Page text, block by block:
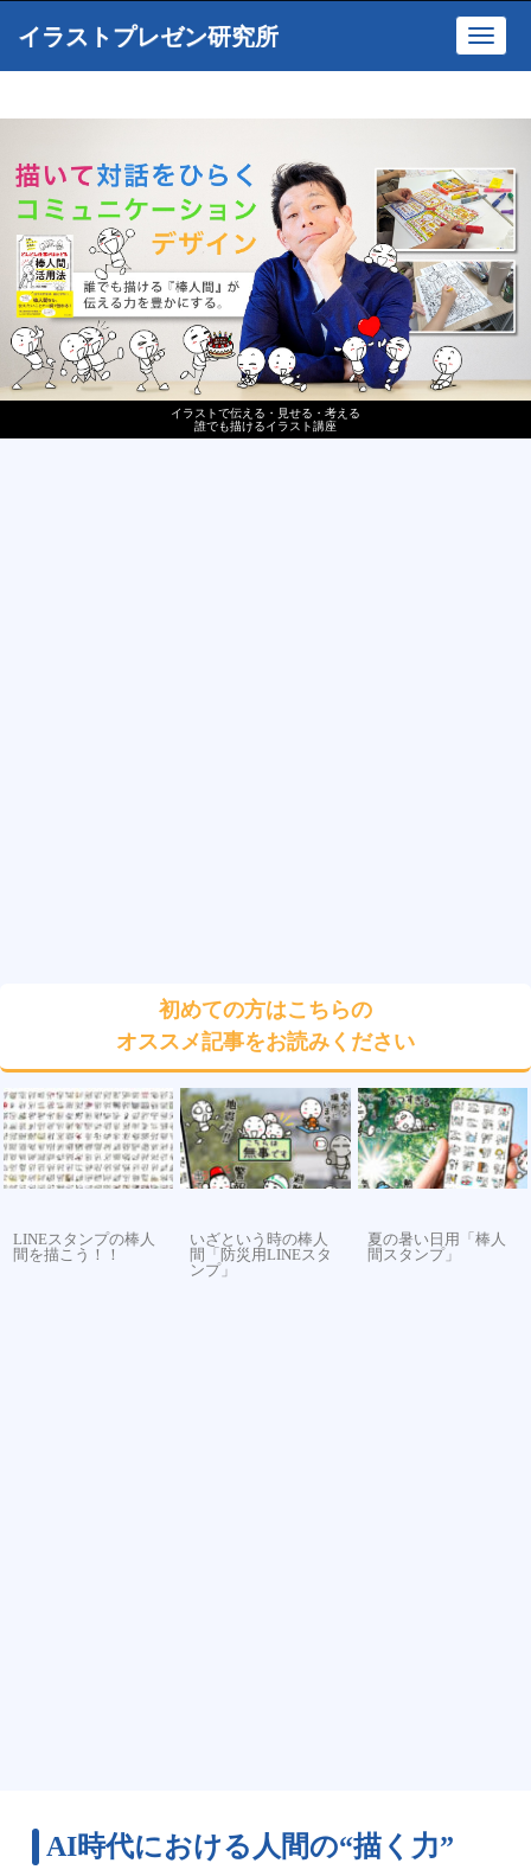
イラストで伝える・見せる・考える
誰でも描けるイラスト講座
イラストプレゼン研究所
初めての方はこちらの
オススメ記事をお読みください
LINEスタンプの棒人
間を描こう！！
いざという時の棒人
間「防災用LINEスタ
ンプ」
夏の暑い日用「棒人
間スタンプ」
AI時代における人間の“描く力”